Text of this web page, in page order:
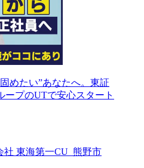
めたい”あなたへ。東証
ープのUTで安心スタート
東海第一CU_熊野市